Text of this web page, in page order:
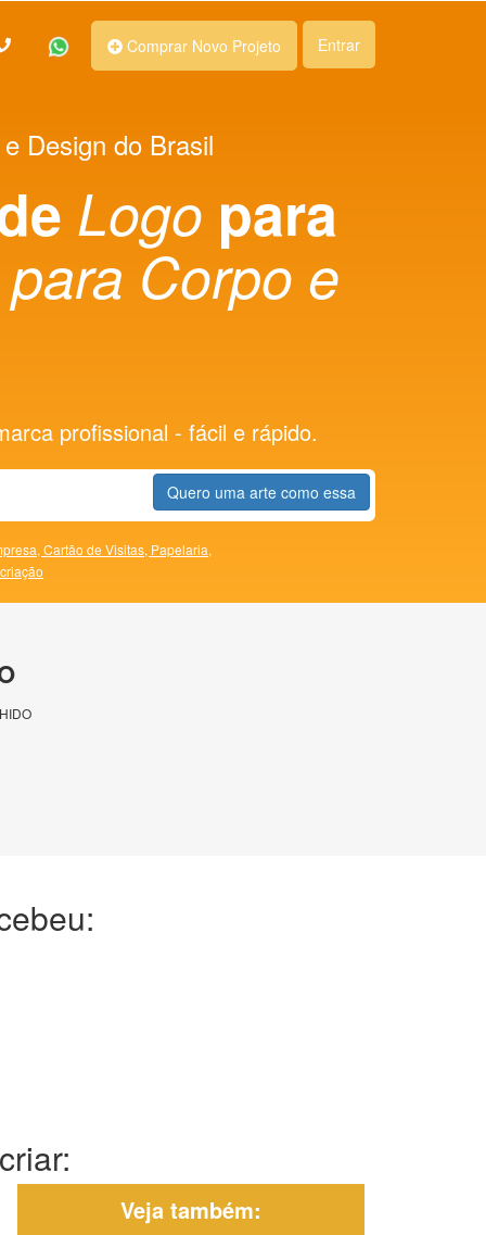
Comprar Novo Projeto Entrar
Design do Brasil
Logo para
Corpo e
profissional - fácil e rápido.
Quero uma arte como essa
Cartão de Visitas, Papelaria,
Veja também: